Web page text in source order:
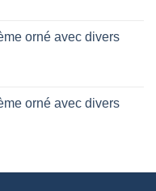
orné avec divers
orné avec divers